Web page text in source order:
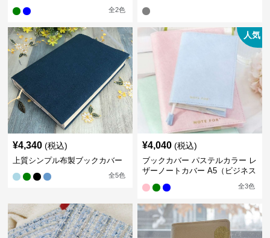
全2色
¥4,340 (税込)
上質シンプル布製ブックカバー
全5色
人気
¥4,040 (税込)
ブックカバー パステルカラー レ
ザーノートカバー A5（ビジネス
全3色